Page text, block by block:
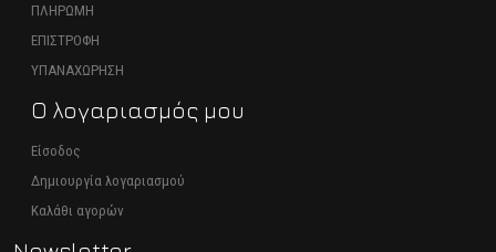
ΠΛΗΡΩΜΗ
ΕΠΙΣΤΡΟΦΗ
ΥΠΑΝΑΧΩΡΗΣΗ
Ο λογαριασμός μου
Είσοδος
Δημιουργία λογαριασμού
Καλάθι αγορών